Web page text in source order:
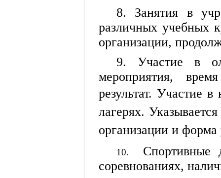
8. Занятия в
различных учебных
организации,
9. Участие в
мероприятия,
результат. Участие в
лагерях.
организации и
10. Спортивные
соревнованиях,